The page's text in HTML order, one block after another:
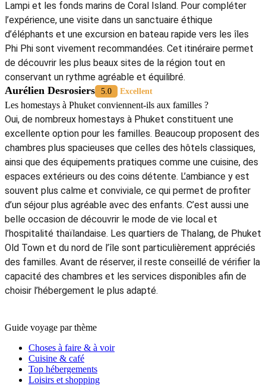
5/5 - (1000 Vote)
Joséphine Bellanger 5.0 Excellent
Comment organiser 3 semaines de voyage en Thaïlande ?
Avec3 semaines en Thaïlande, il est possible de découvrir
plusieurs régions du pays sans se presser. Un itinéraire
classique commence par Bangkok, célèbre pour ses temples,
ses marchés et sa gastronomie locale. De nombreux visiteurs
poursuivent ensuite vers Chiang Mai ou Chiang Rai afin
d’explorer les paysages montagneux et le riche patrimoine
culturel du nord. Une étape à Kanchanaburi permet
également de découvrir le célèbre pont de la rivière Kwaï et
son histoire. Pour terminer ces 3 semaines en Thaïlande, les
îles et les stations balnéaires du sud offrent un cadre idéal
pour se détendre, profiter des plages et pratiquer diverses
activités nautiques.
Gabin Vaillant 5.0 Excellent
Que faire et voir à Phuket en 7 jours ?
Avec7 jours à Phuket, vous pouvez profiter d’un séjour varié
entre plages, culture et excursions. Découvrez des lieux
également le temps d’explorer Khao Lak, la cascade de
Lampi et les fonds marins de Coral Island. Pour compléter
l’expérience, une visite dans un sanctuaire éthique
d’éléphants et une excursion en bateau rapide vers les îles